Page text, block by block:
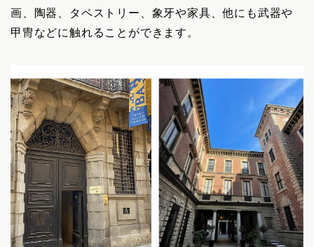
画、陶器、タペストリー、象牙や家具、他にも武器や
甲冑などに触れることができます。